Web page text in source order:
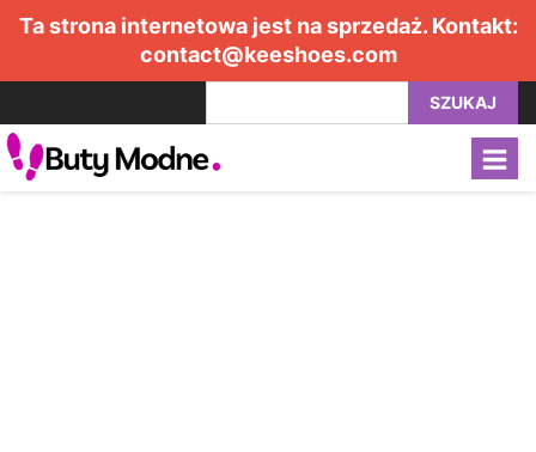
Ta strona internetowa jest na sprzedaż. Kontakt:
contact@keeshoes.com
SZUKAJ